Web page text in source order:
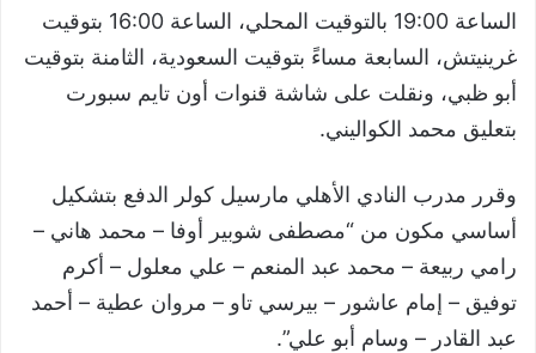
الساعة 19:00 بالتوقيت المحلي، الساعة 16:00 بتوقيت
غرينيتش، السابعة مساءً بتوقيت السعودية، الثامنة بتوقيت
أبو ظبي، ونقلت على شاشة قنوات أون تايم سبورت
بتعليق محمد الكواليني.
وقرر مدرب النادي الأهلي مارسيل كولر الدفع بتشكيل
أساسي مكون من “مصطفى شوبير أوفا – محمد هاني –
رامي ربيعة – محمد عبد المنعم – علي معلول – أكرم
توفيق – إمام عاشور – بيرسي تاو – مروان عطية – أحمد
عبد القادر – وسام أبو علي”.